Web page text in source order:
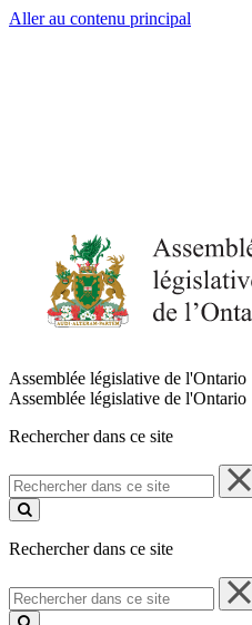
Aller au contenu principal
Assemblée législative de l'Ontario
Assemblée législative de l'Ontario
Rechercher dans ce site
Rechercher
dans
ce
Rechercher dans ce site
Rechercher
dans